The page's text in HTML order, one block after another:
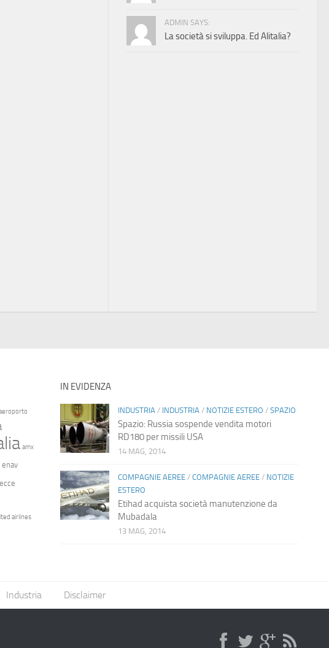
ADMIN SAYS:
La società si sviluppa. Ed Alitalia?
amx
enav
airlines
IN EVIDENZA
INDUSTRIA/ INDUSTRIA/ NOTIZIE ESTERO / SPAZIO
Spazio: Russia sospende vendita motori
RD180 per missili USA
14 MAG, 2014
COMPAGNIE AEREE/ COMPAGNIE AEREE/ NOTIZIE
ESTERO
Etihad acquista società manutenzione da
Mubadala
13 MAG, 2014
Industria Disclaimer